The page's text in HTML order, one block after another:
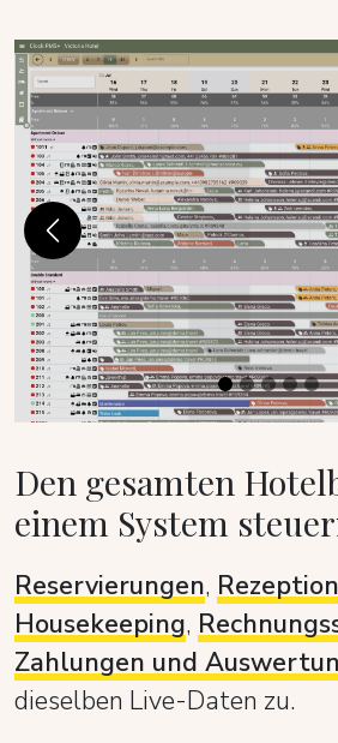
Den gesamten
einem System
Reservierungen, Rezeption
Housekeeping,
Zahlungen und
dieselben Live-Daten zu.
Previous